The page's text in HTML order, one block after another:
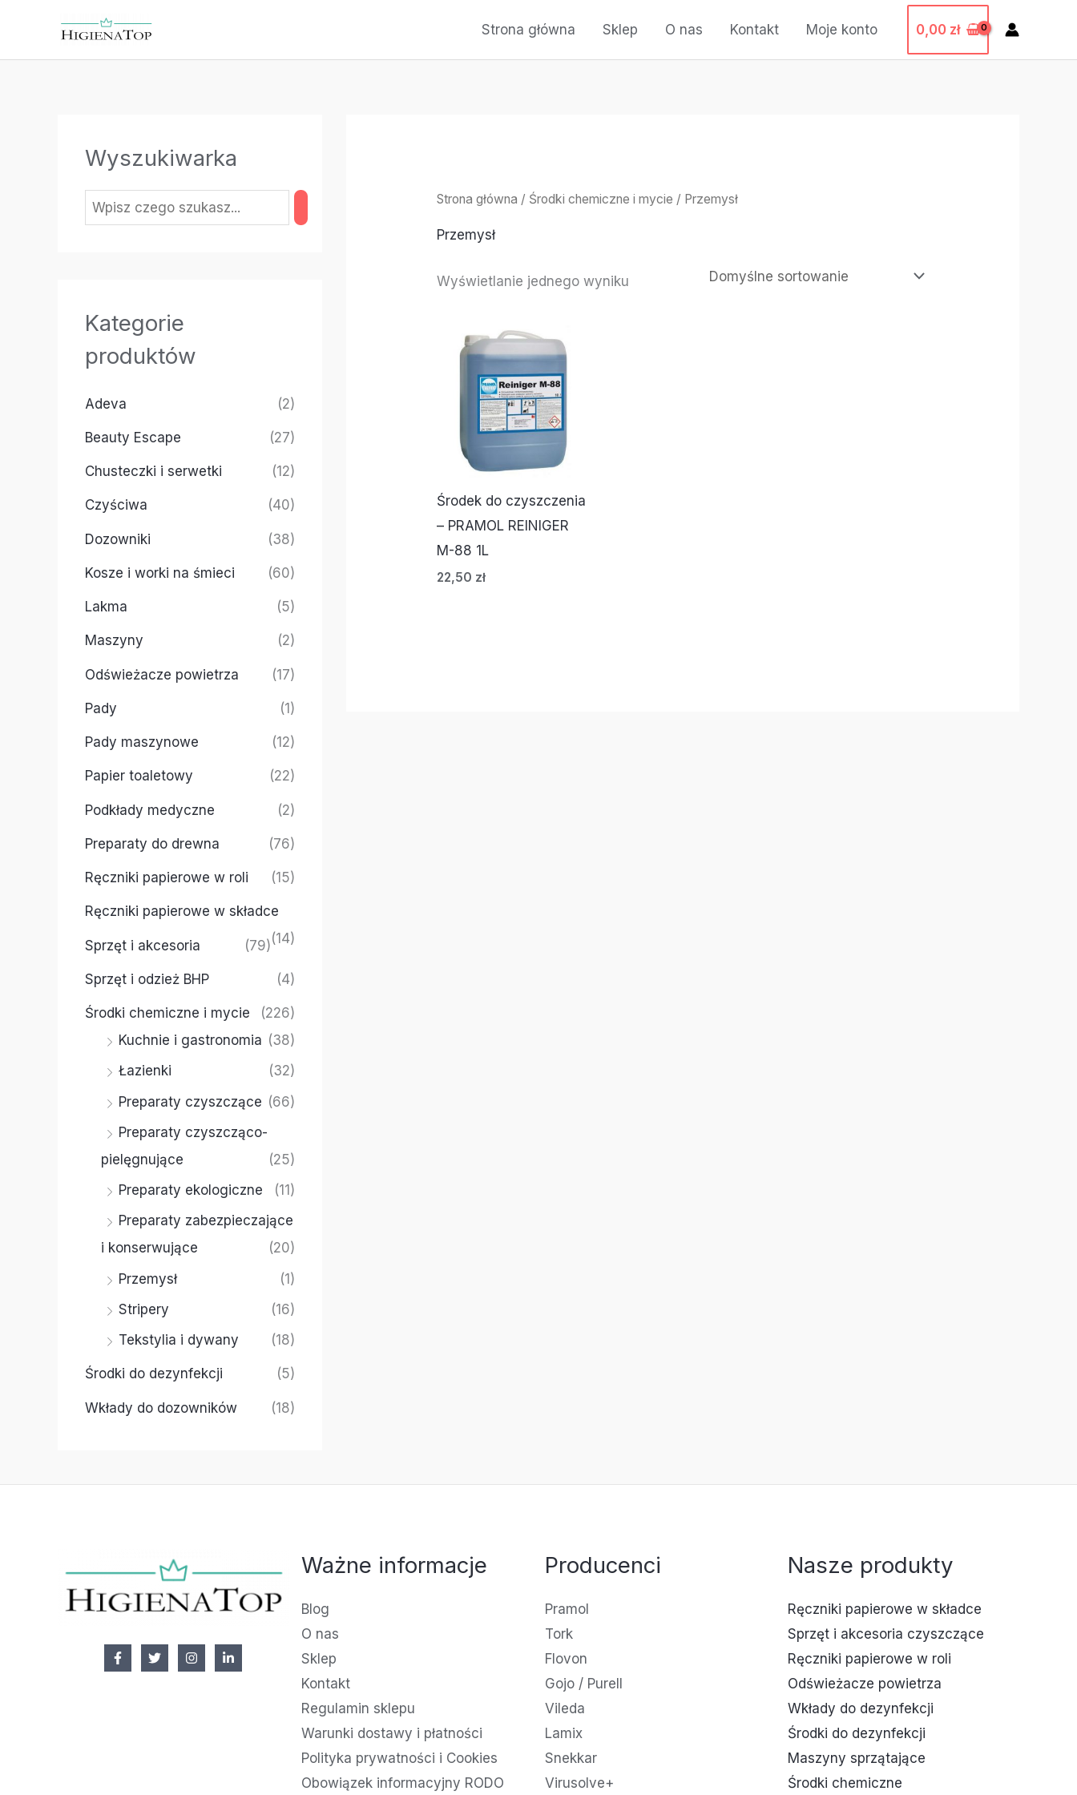
treści
Strona główna Sklep O nas Kontakt Moje konto 0,00 zł
Wyszukiwarka
Kategorie
produktów
Adeva (2)
Beauty Escape (27)
Chusteczki i serwetki (12)
Czyściwa (40)
Dozowniki (38)
Kosze i worki na śmieci (60)
Lakma (5)
Maszyny (2)
Odświeżacze powietrza (17)
Pady (1)
Pady maszynowe (12)
Papier toaletowy (22)
Podkłady medyczne (2)
Preparaty do drewna (76)
Ręczniki papierowe w roli (15)
Ręczniki papierowe w składce
(14)
Sprzęt i akcesoria (79)
Sprzęt i odzież BHP (4)
Środki chemiczne i mycie
(226)
Kuchnie i gastronomia (38)
Łazienki
(32)
Preparaty czyszczące (66)
Preparaty czyszcząco-
pielęgnujące
(25)
Preparaty ekologiczne
(11)
Preparaty zabezpieczające
i konserwujące
(20)
Przemysł
(1)
Stripery
(16)
Tekstylia i dywany
(18)
Środki do dezynfekcji (5)
Wkłady do dozowników (18)
Strona główna / Środki chemiczne i mycie / Przemysł
Przemysł
Wyświetlanie jednego wyniku
Środek do czyszczenia
– PRAMOL REINIGER
M-88 1L
22,50 zł
Ważne informacje
Blog
O nas
Sklep
Kontakt
Regulamin sklepu
Warunki dostawy i płatności
Polityka prywatności i Cookies
Obowiązek informacyjny RODO
Producenci
Pramol
Tork
Flovon
Gojo / Purell
Vileda
Lamix
Snekkar
Virusolve+
Nasze produkty
Ręczniki papierowe w składce
Sprzęt i akcesoria czyszczące
Ręczniki papierowe w roli
Odświeżacze powietrza
Wkłady do dezynfekcji
Środki do dezynfekcji
Maszyny sprzątające
Środki chemiczne